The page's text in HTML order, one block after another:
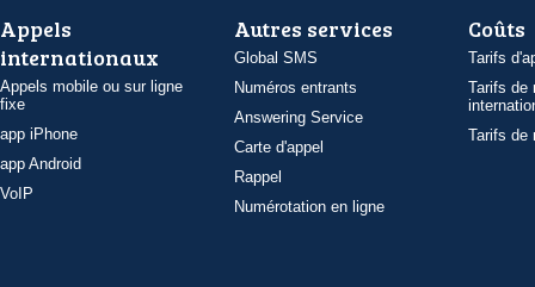
Appels
internationaux
Appels mobile ou sur ligne
fixe
app iPhone
app Android
VoIP
Autres services
Global SMS
Numéros entrants
Answering Service
Carte d'appel
Rappel
Numérotation en ligne
Coûts
Tarifs
Tarifs de
Tarifs de